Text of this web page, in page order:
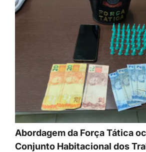
Abordagem da Força Tática
Conjunto Habitacional dos